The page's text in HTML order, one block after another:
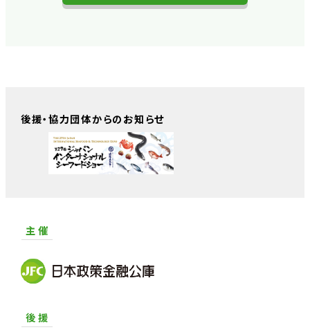
後援・協力団体からのお知らせ
主 催
後 援